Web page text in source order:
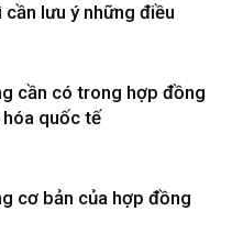
lưu ý những điều
cần có trong hợp đồng
quốc tế
cơ bản của hợp đồng